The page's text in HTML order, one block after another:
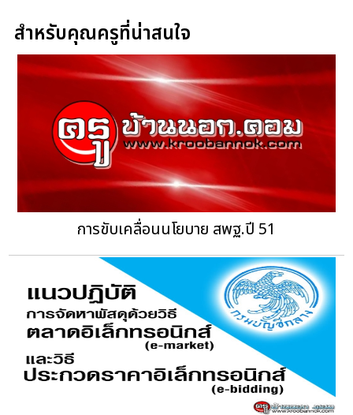
สำหรับคุณครูที่น่าสนใจ
การขับเคลื่อนนโยบาย สพฐ.ปี 51